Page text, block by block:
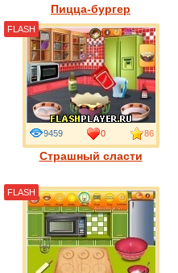
Пицца-бургер
Страшный сласти
9459 0 86
FLASH
FLASH